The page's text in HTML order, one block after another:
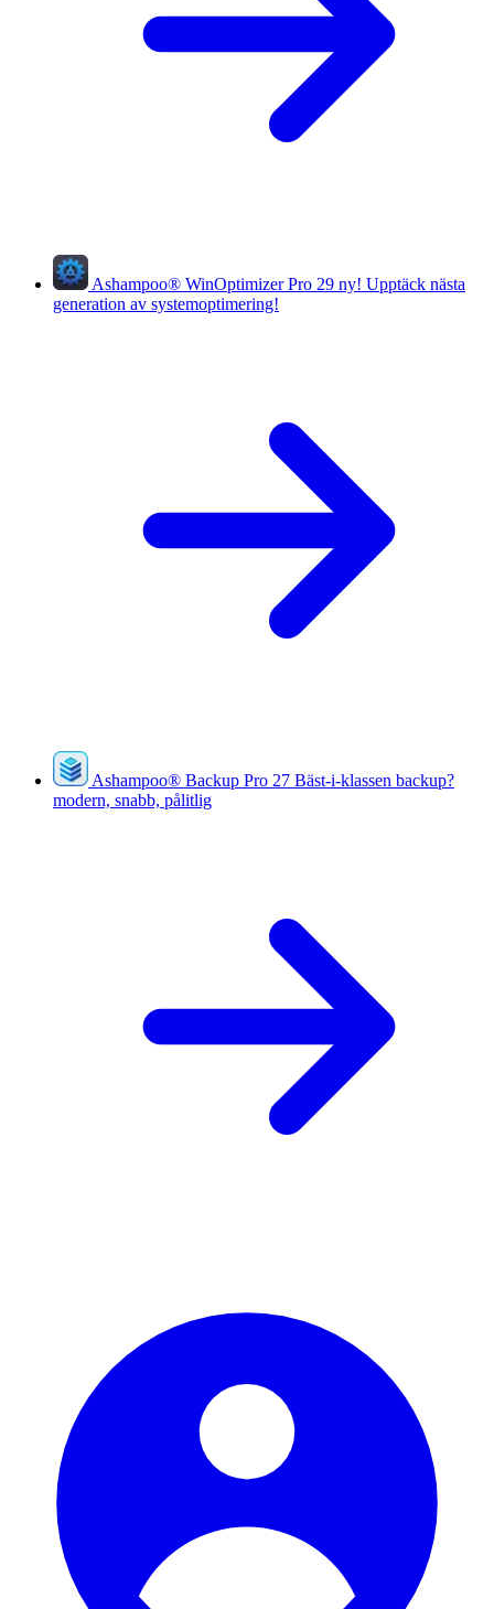
Ashampoo® WinOptimizer Pro 29 ny! Upptäck nästa
generation av systemoptimering!
Ashampoo® Backup Pro 27 Bäst-i-klassen backup?
modern, snabb, pålitlig